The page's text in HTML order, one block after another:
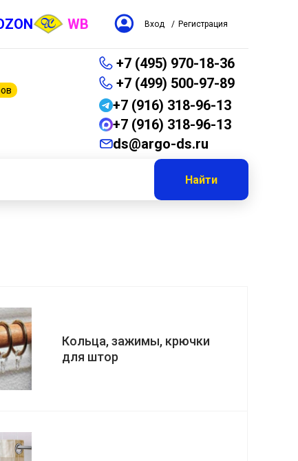
WB Вход / Регистрация
+7 (495) 970-18-36
+7 (499) 500-97-89
+7 (916) 318-96-13
+7 (916) 318-96-13
ds@argo-ds.ru
Найти
Кольца, зажимы, крючки
для штор